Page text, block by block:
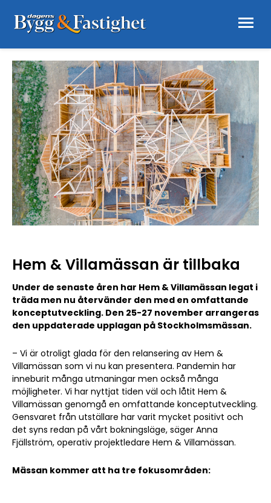
Hem & Villamässan är tillbaka
Under de senaste åren har Hem & Villamässan legat i
träda men nu återvänder den med en omfattande
konceptutveckling. Den 25-27 november arrangeras
den uppdaterade upplagan på Stockholmsmässan.
– Vi är otroligt glada för den relansering av Hem &
Villamässan som vi nu kan presentera. Pandemin har
inneburit många utmaningar men också många
möjligheter. Vi har nyttjat tiden väl och låtit Hem &
Villamässan genomgå en omfattande konceptutveckling.
Gensvaret från utställare har varit mycket positivt och
det syns redan på vårt bokningsläge, säger Anna
Fjällström, operativ projektledare Hem & Villamässan.
Mässan kommer att ha tre fokusområden: